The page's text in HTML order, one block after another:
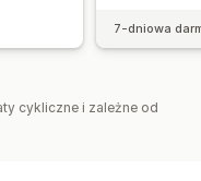
7-dniowa
cykliczne i zależne od